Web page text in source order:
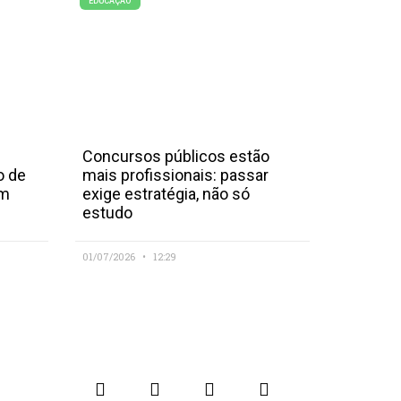
de
Concursos públicos estão
mais profissionais: passar
exige estratégia, não só
estudo
01/07/2026 12:29